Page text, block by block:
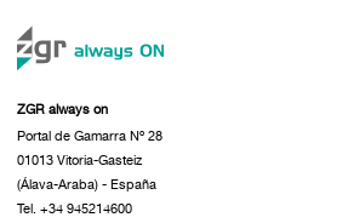
ZGR always on
Portal de Gamarra Nº 28
01013 Vitoria-Gasteiz
(Álava-Araba) - España
Tel. +34 945214600